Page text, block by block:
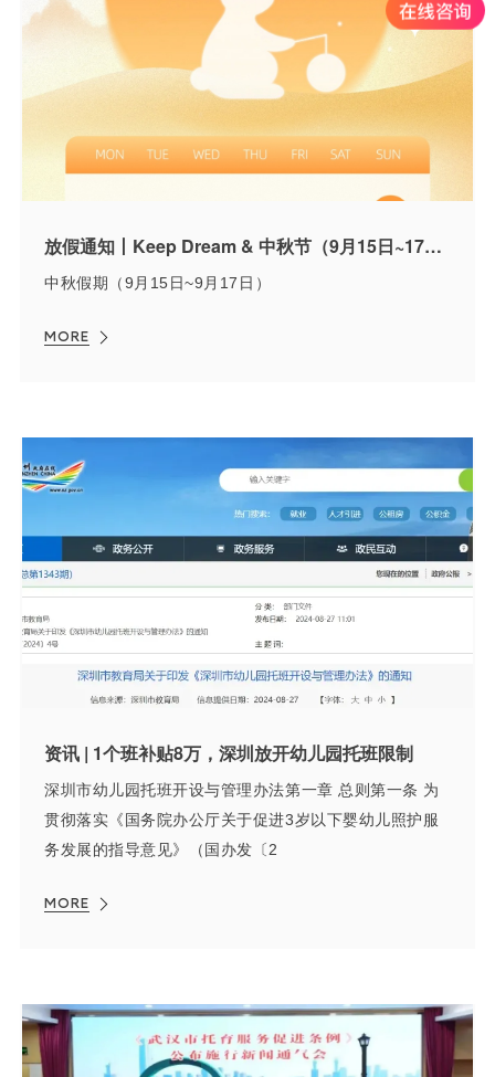
放假通知丨Keep Dream & 中秋节（9月15日~17日放假）
中秋假期（9月15日~9月17日）
MORE
资讯 | 1个班补贴8万，深圳放开幼儿园托班限制
深圳市幼儿园托班开设与管理办法第一章 总则第一条 为
贯彻落实《国务院办公厅关于促进3岁以下婴幼儿照护服
务发展的指导意见》（国办发〔2
MORE